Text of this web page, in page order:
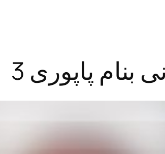
بنام پاپوری 3